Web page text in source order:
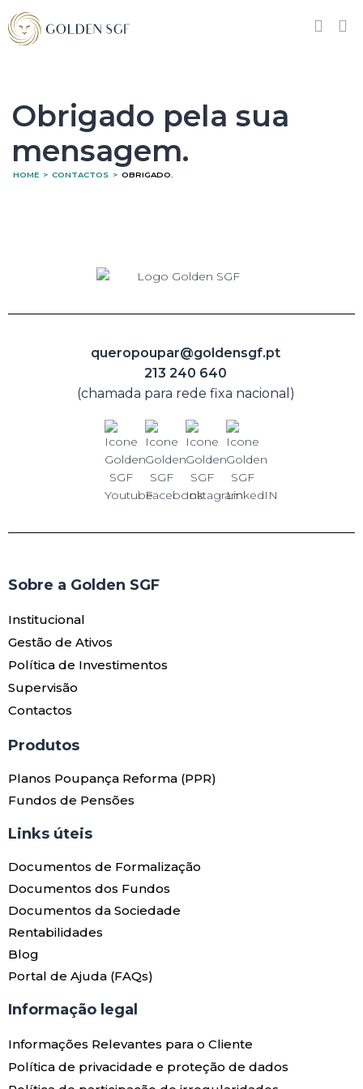
Obrigado pela sua
mensagem.
HOME > CONTACTOS > OBRIGADO.
queropoupar@goldensgf.pt
213 240 640
(chamada para rede fixa nacional)
Sobre a Golden SGF
Institucional
Gestão de Ativos
Política de Investimentos
Supervisão
Contactos
Produtos​
Planos Poupança Reforma (PPR)
Fundos de Pensões
Links úteis​
Documentos de Formalização
Documentos dos Fundos
Documentos da Sociedade
Rentabilidades
Blog
Portal de Ajuda (FAQs)
Informação legal
Informações Relevantes para o Cliente
Política de privacidade e proteção de dados